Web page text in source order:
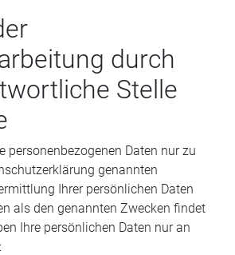
durch
Stelle
personenbezogenen Daten nur zu
genannten
Ihrer persönlichen Daten
als den genannten Zwecken findet
Ihre persönlichen Daten nur an